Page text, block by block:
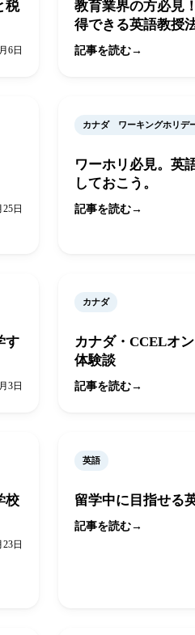
税
6日
教育業界の方必見
得できる英語教授
記事を読む
日
カナダ ワーキングホリデ
ワーホリ必見。英
しておこう。
記事を読む
す
3日
カナダ
カナダ・CCELオ
体験談
記事を読む
校
日
英語
留学中に目指せる
記事を読む